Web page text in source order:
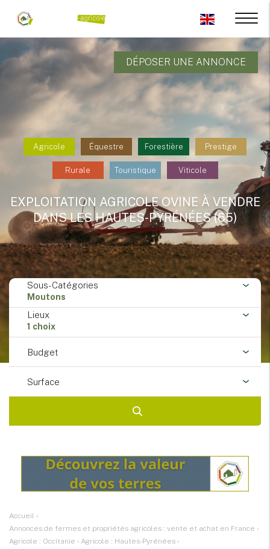
DÉPOSER UNE ANNONCE
Agricole Équestre Forestière Prestige
Rurale Touristique Viticole
EXPLOITATION AGRICOLE OVINE À VENDRE
DANS LES HAUTES-PYRÉNÉES (65)
Sous-Catégories
Moutons
Lieux
1 choix
Budget
Surface
Accueil ›
Annonces de fermes et propriétés agricoles : vente et achat en France ›
Agricole : Occitanie › Agricole : Hautes-Pyrénées ›